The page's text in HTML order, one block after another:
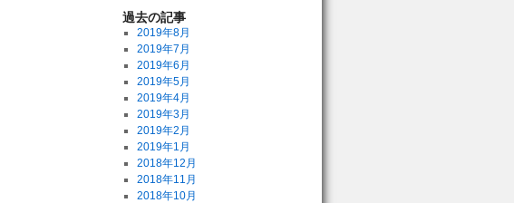
過去の記事
2019年8月
2019年7月
2019年6月
2019年5月
2019年4月
2019年3月
2019年2月
2019年1月
2018年12月
2018年11月
2018年10月